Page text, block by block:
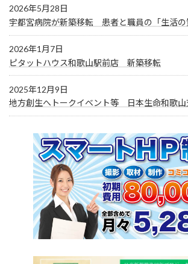
2026年5月28日
宇都宮病院が新築移転 患者と職員の「生活の
2026年1月7日
ピタットハウス和歌山駅前店 新築移転
2025年12月9日
地方創生へトークイベント等 日本生命和歌山